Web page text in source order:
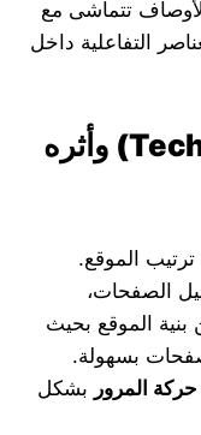
تتماشى مع
التفاعلية داخل
وأثره
الموقع.
الصفحات،
بنية الموقع بحيث
بسهولة.
حركة المرور بشكل